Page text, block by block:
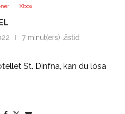
Xbox
7 minut(ers) lästid
St. Dinfna, kan du lösa